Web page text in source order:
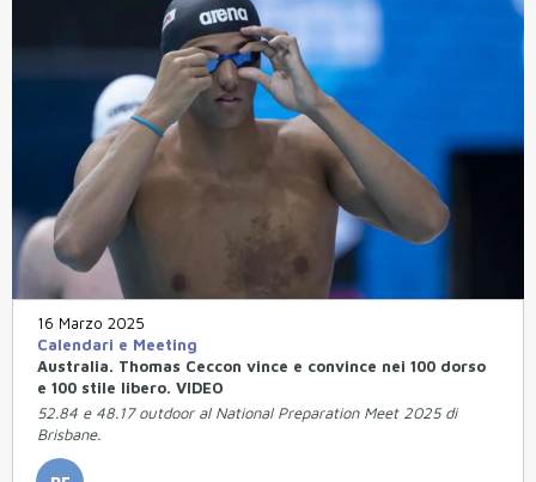
16 Marzo 2025
Calendari e Meeting
Australia. Thomas Ceccon vince e convince nei 100 dorso
e 100 stile libero. VIDEO
52.84 e 48.17 outdoor al National Preparation Meet 2025 di
Brisbane.